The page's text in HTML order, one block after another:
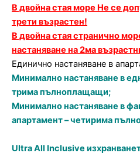
В двойна стая море Не се
трети възрастен!
В двойна стая странично
настаняване на 2ма
Единично настаняване в
Минимално настаняване в
трима пълноплащащи;
Минимално настаняване в
апартамент – четирима
Ultra Аll Inclusive